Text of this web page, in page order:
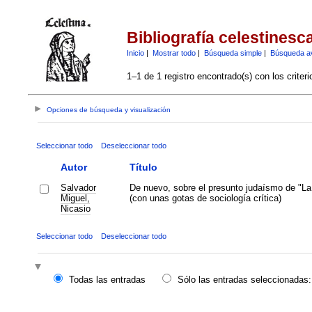
Bibliografía
Inicio| Mostrar todo| Búsqueda simple| Búsqueda
1–1 de 1 registro encontrado(s) con los
Opciones de búsqueda y visualización
Seleccionar todo Deseleccionar todo
Autor Título
Salvador
Miguel,
Nicasio
De nuevo, sobre el presunto judaísmo de
(con unas gotas de sociología crítica)
Seleccionar todo Deseleccionar todo
Todas las entradas
Sólo las entradas seleccionadas: